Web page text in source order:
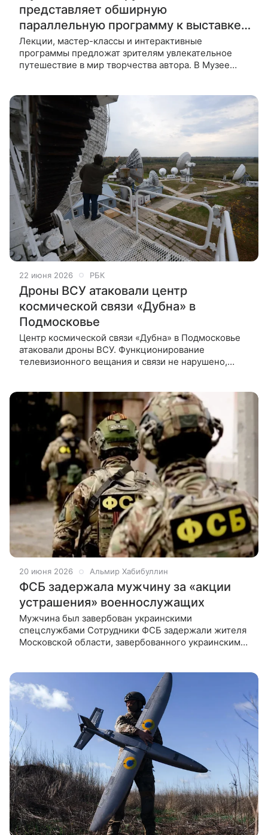
представляет обширную
параллельную программу к выставке
«(НЕ)известный. Константин
Горбатов»
Лекции, мастер-классы и интерактивные
программы предложат зрителям увлекательное
путешествие в мир творчества автора. В Музее
22 июня 2026 РБК
Дроны ВСУ атаковали центр
космической связи «Дубна» в
Подмосковье
Центр космической связи «Дубна» в Подмосковье
атаковали дроны ВСУ. Функционирование
телевизионного вещания и связи не нарушено,
20 июня 2026 Альмир Хабибуллин
ФСБ задержала мужчину за «акции
устрашения» военнослужащих
Мужчина был завербован украинскими
спецслужбами Сотрудники ФСБ задержали жителя
Московской области, завербованного украинскими